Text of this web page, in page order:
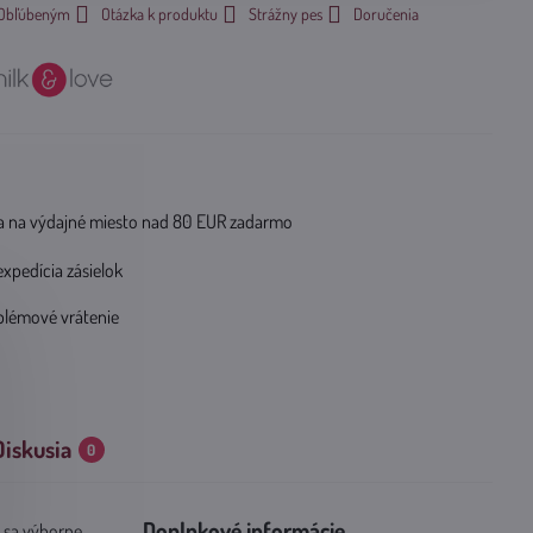
Otázka k produktu Strážny pes Doručenia
na výdajné miesto nad 80 EUR zadarmo
zásielok
vrátenie
0